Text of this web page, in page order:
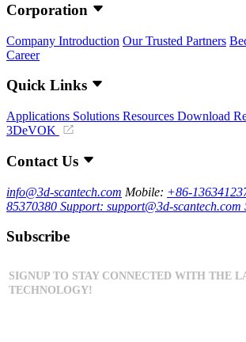
Corporation
Company Introduction Our Trusted Partners
Career
Quick Links
Applications Solutions Resources Download
3DeVOK
Contact Us
info@3d-scantech.com Mobile: +86-
85370380 Support: support@3d-scantech.com
Subscribe